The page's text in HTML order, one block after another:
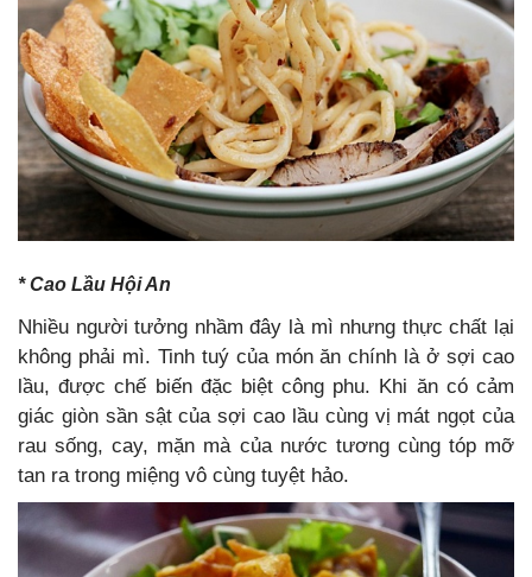
* Cao Lầu Hội An
Nhiều người tưởng nhầm đây là mì nhưng thực chất lại
không phải mì. Tinh tuý của món ăn chính là ở sợi cao
lầu, được chế biến đặc biệt công phu. Khi ăn có cảm
giác giòn sần sật của sợi cao lầu cùng vị mát ngọt của
rau sống, cay, mặn mà của nước tương cùng tóp mỡ
tan ra trong miệng vô cùng tuyệt hảo.